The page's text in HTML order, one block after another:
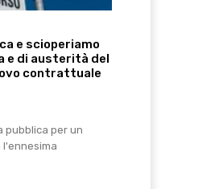
e scioperiamo
e di austerità del
contrattuale
pubblica per un